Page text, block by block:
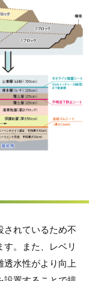
されているため不
。また、レベリ
透水性がより向上